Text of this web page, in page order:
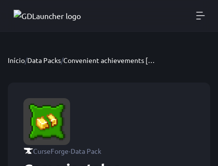
Início/Data Packs/ Convenient achievements [Data pack]
CurseForge·Data Pack